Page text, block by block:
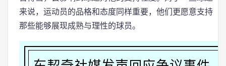
来说，运动员的品格和态度同样重要，他们更愿意支持
那些能够展现成熟与理性的球员。